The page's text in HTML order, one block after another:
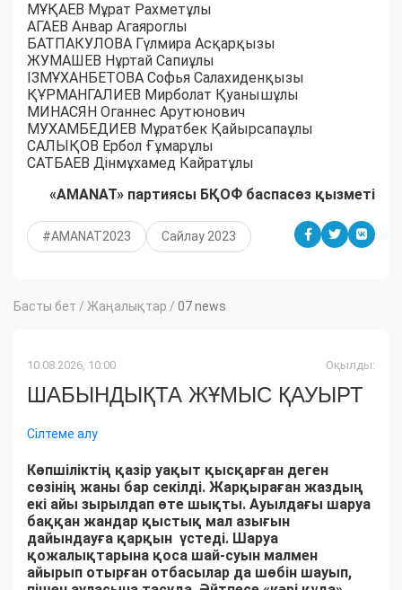
МҰҚАЕВ Мұрат Рахметұлы
АГАЕВ Анвар Агаяроглы
БАТПАКУЛОВА Гүлмира Асқарқызы
ЖУМАШЕВ Нұртай Сапиұлы
ІЗМҰХАНБЕТОВА Софья Салахиденқызы
ҚҰРМАНГАЛИЕВ Мирболат Қуанышұлы
МИНАСЯН Оганнес Арутюнович
МУХАМБЕДИЕВ Мұратбек Қайырсапаұлы
САЛЫҚОВ Ербол Ғұмарұлы
САТБАЕВ Дінмұхамед Кайратұлы
«AMANAT» партиясы БҚОФ баспасөз қызметі
#AMANAT2023 Сайлау 2023
Басты бет / Жаңалықтар / 07 news
10.08.2026, 10:00 Оқылды:
ШАБЫНДЫҚТА ЖҰМЫС ҚАУЫРТ
Сілтеме алу
Көпшіліктің қазір уақыт қысқарған деген
сөзінің жаны бар секілді. Жарқыраған жаздың
екі айы зырылдап өте шықты. Ауылдағы шаруа
баққан жандар қыстық мал азығын
дайындауға қарқын үстеді. Шаруа
қожалықтарына қоса шай-суын малмен
айырып отырған отбасылар да шөбін шауып,